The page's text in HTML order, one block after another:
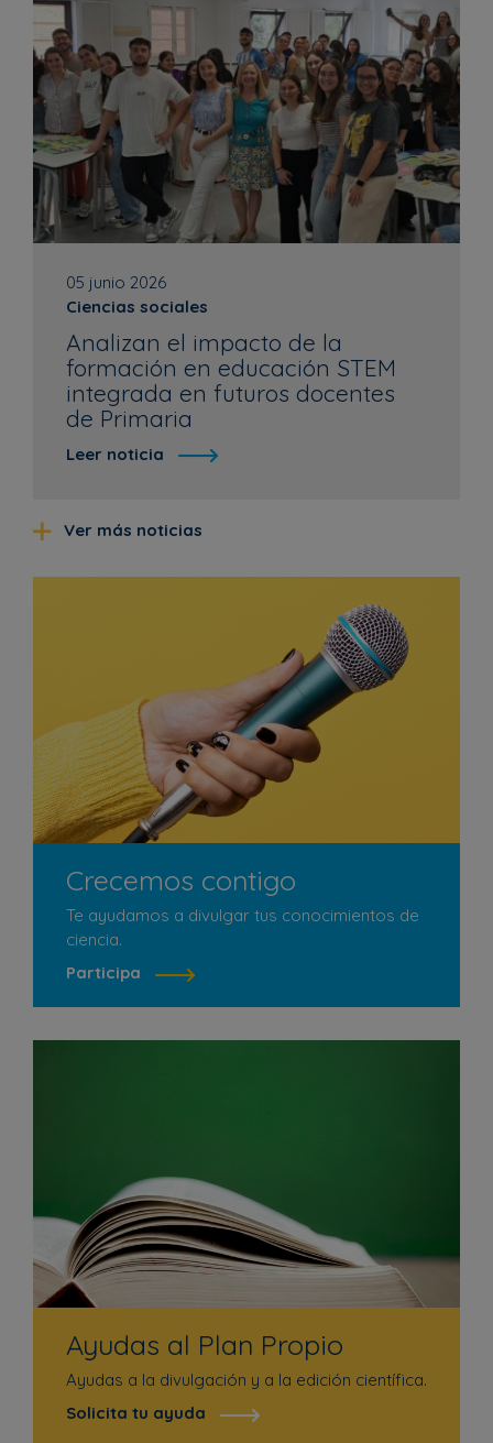
05 junio 2026
Ciencias sociales
Analizan el impacto de la
formación en educación STEM
integrada en futuros docentes
de Primaria
Leer noticia
Ver más noticias
Crecemos contigo
Te ayudamos a divulgar tus conocimientos de
ciencia.
Participa
Ayudas al Plan Propio
Ayudas a la divulgación y a la edición científica.
Solicita tu ayuda